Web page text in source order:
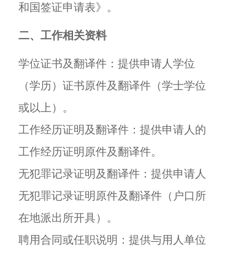
和国签证申请表》。
二、工作相关资料
学位证书及翻译件：提供申请人学位
（学历）证书原件及翻译件（学士学位
或以上）。
工作经历证明及翻译件：提供申请人的
工作经历证明原件及翻译件。
无犯罪记录证明及翻译件：提供申请人
无犯罪记录证明原件及翻译件（户口所
在地派出所开具）。
聘用合同或任职说明：提供与用人单位